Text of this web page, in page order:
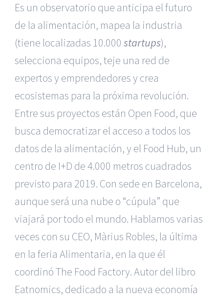
Es un observatorio que anticipa el futuro
de la alimentación, mapea la industria
(tiene localizadas 10.000 startups),
selecciona equipos, teje una red de
expertos y emprendedores y crea
ecosistemas para la próxima revolución.
Entre sus proyectos están Open Food, que
busca democratizar el acceso a todos los
datos de la alimentación, y el Food Hub, un
centro de I+D de 4.000 metros cuadrados
previsto para 2019. Con sede en Barcelona,
aunque será una nube o “cúpula” que
viajará por todo el mundo. Hablamos varias
veces con su CEO, Màrius Robles, la última
en la feria Alimentaria, en la que él
coordinó The Food Factory. Autor del libro
Eatnomics, dedicado a la nueva economía